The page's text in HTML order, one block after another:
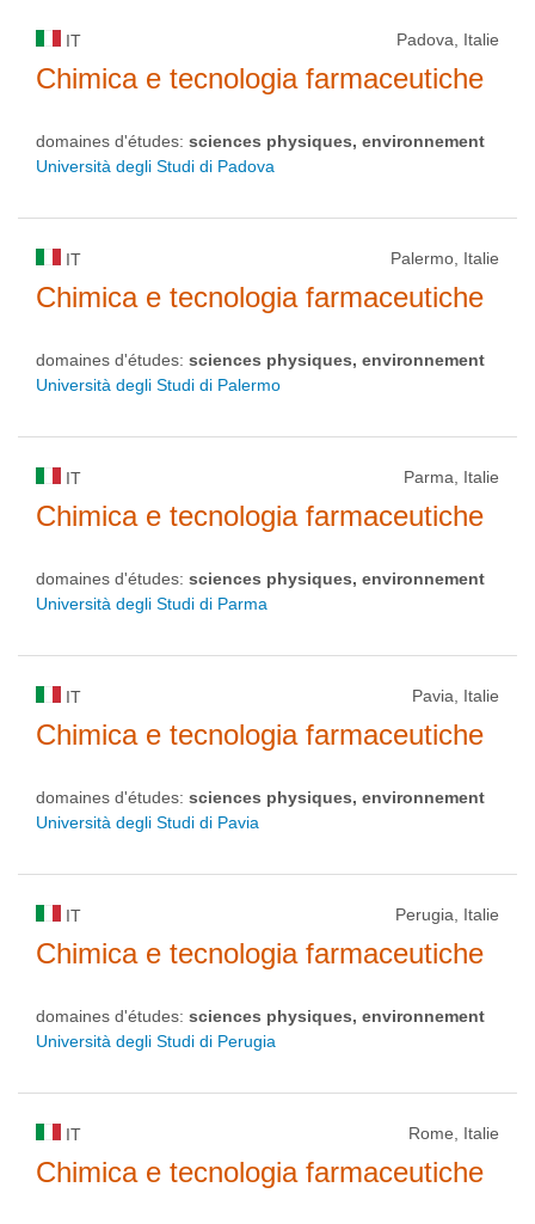
IT Padova, Italie
Chimica e tecnologia farmaceutiche
domaines d'études: sciences physiques, environnement
Università degli Studi di Padova
IT Palermo, Italie
Chimica e tecnologia farmaceutiche
domaines d'études: sciences physiques, environnement
Università degli Studi di Palermo
IT Parma, Italie
Chimica e tecnologia farmaceutiche
domaines d'études: sciences physiques, environnement
Università degli Studi di Parma
IT Pavia, Italie
Chimica e tecnologia farmaceutiche
domaines d'études: sciences physiques, environnement
Università degli Studi di Pavia
IT Perugia, Italie
Chimica e tecnologia farmaceutiche
domaines d'études: sciences physiques, environnement
Università degli Studi di Perugia
IT Rome, Italie
Chimica e tecnologia farmaceutiche